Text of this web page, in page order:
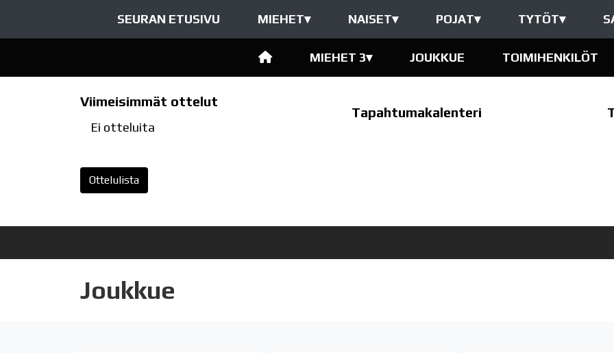
SEURAN ETUSIVU MIEHET▾ NAISET▾ POJAT▾ TYTÖT▾
MIEHET 3▾ JOUKKUE TOIMIHENKILÖT
Viimeisimmät ottelut
Ei otteluita
Ottelulista
Tapahtumakalenteri
Joukkue